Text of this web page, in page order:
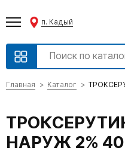
п. Кадый
Главная Каталог
НАРУЖ 2%